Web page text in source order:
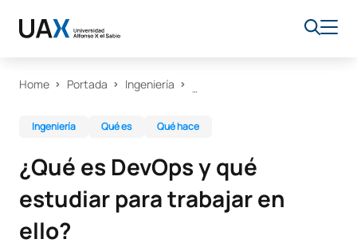
Home Portada Ingeniería
Ingeniería Qué es Qué hace
¿Qué es DevOps y qué
estudiar para trabajar en
ello?